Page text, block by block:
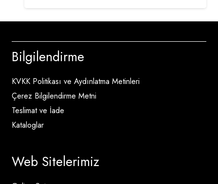
Bilgilendirme
KVKK Politikası ve Aydınlatma Metinleri
Çerez Bilgilendirme Metni
Teslimat ve İade
Kataloglar
Web Sitelerimiz